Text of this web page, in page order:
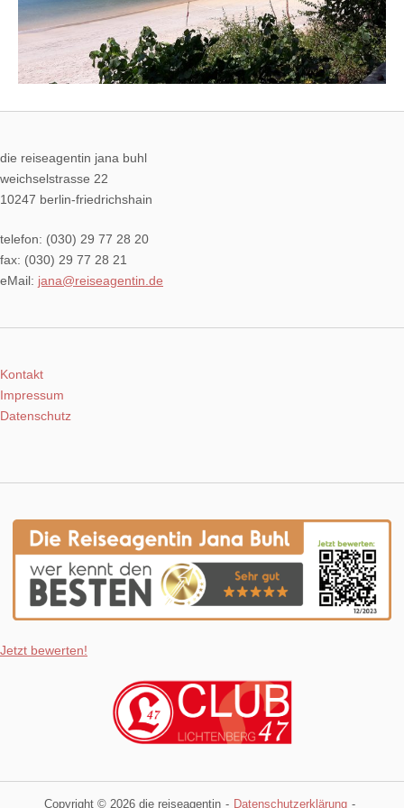
die reiseagentin jana buhl
weichselstrasse 22
10247 berlin-friedrichshain
telefon: (030) 29 77 28 20
fax: (030) 29 77 28 21
eMail: jana@reiseagentin.de
Kontakt
Impressum
Datenschutz
Jetzt bewerten!
Copyright © 2026 die reiseagentin Datenschutzerklärung